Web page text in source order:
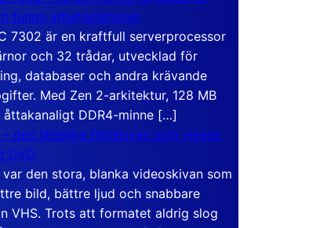
tunga arbetsstationer
7302 är en kraftfull serverprocessor
och 32 trådar, utvecklad för
databaser och andra krävande
Med Zen 2-arkitektur, 128 MB
åttakanaligt DDR4-minne […]
– den jättelika filmskivan som visade
DVD
var den stora, blanka videoskivan som
bild, bättre ljud och snabbare
VHS. Trots att formatet aldrig slog